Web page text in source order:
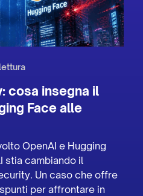
cosa insegna il
Face alle
OpenAI e Hugging
stia cambiando il
Un caso che offre
per affrontare in